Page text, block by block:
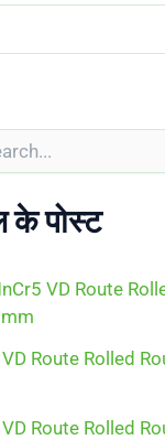
के पोस्ट
VD Route
Route Rolled
Route Rolled